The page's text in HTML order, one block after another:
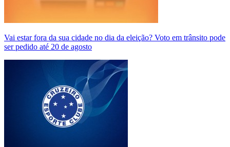
Vai estar fora da sua cidade no dia da eleição? Voto em trânsito pode
ser pedido até 20 de agosto